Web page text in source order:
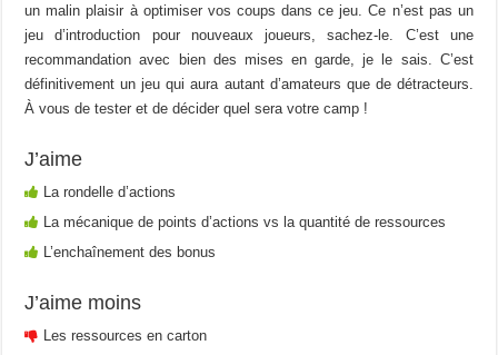
un malin plaisir à optimiser vos coups dans ce jeu. Ce n’est pas un
jeu d’introduction pour nouveaux joueurs, sachez-le. C’est une
recommandation avec bien des mises en garde, je le sais. C’est
définitivement un jeu qui aura autant d’amateurs que de détracteurs.
À vous de tester et de décider quel sera votre camp !
J’aime
La rondelle d’actions
La mécanique de points d’actions vs la quantité de ressources
L’enchaînement des bonus
J’aime moins
Les ressources en carton